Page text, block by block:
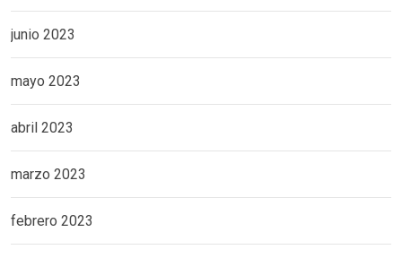
junio 2023
mayo 2023
abril 2023
marzo 2023
febrero 2023